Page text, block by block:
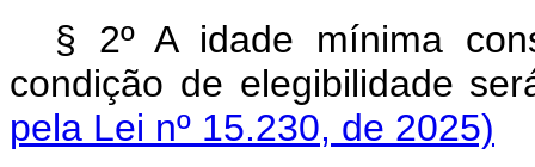
§ 2º A idade mínima
condição de elegibilidade
pela Lei nº 15.230, de 2025)